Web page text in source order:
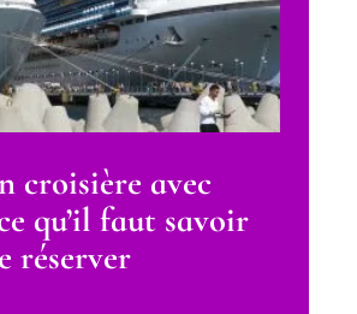
croisière avec
qu’il faut savoir
réserver